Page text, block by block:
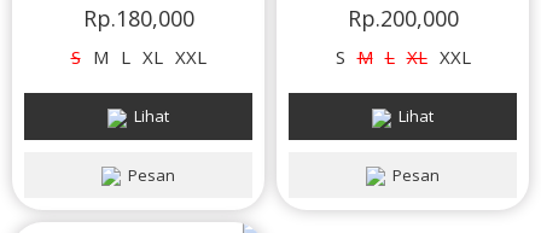
Rp.180,000
S M L XL XXL
Pesan
Lihat
Rp.200,000
S M L XL XXL
Pesan
Lihat